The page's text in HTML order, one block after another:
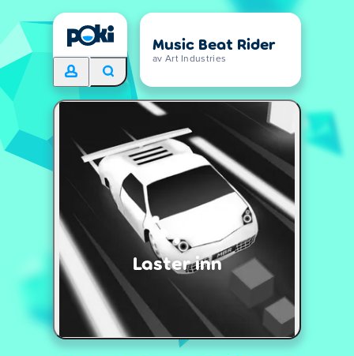
Music Beat Rider
av Art Industries
Laster inn